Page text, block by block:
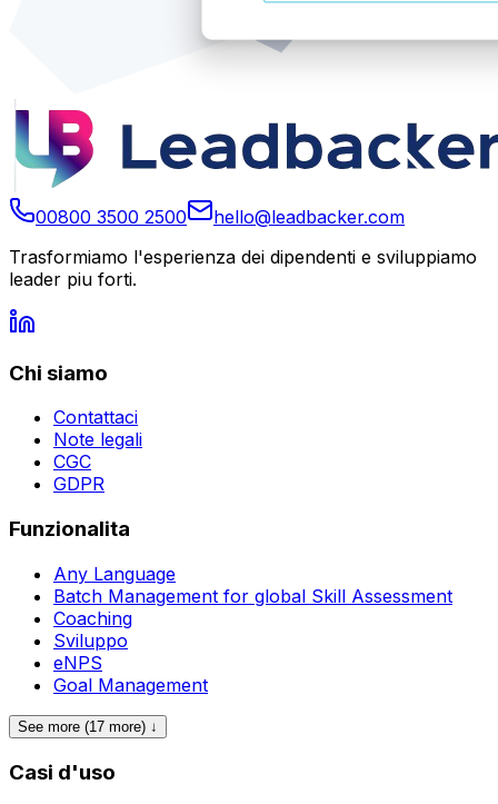
00800 3500 2500
hello@leadbacker.com
Trasformiamo l'esperienza dei dipendenti e sviluppiamo
leader piu forti.
Chi siamo
Contattaci
Note legali
CGC
GDPR
Funzionalita
Any Language
Batch Management for global Skill Assessment
Coaching
Sviluppo
eNPS
Goal Management
See more (17 more) ↓
Casi d'uso